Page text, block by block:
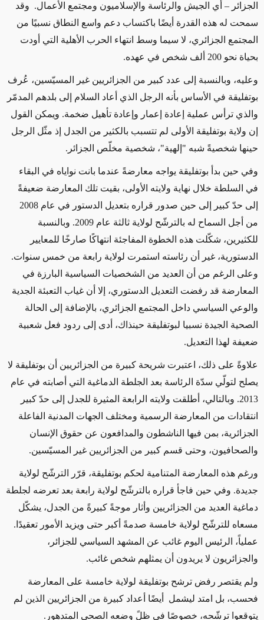
الجزائر – أي الجيش والرئاسة والإسلاميون ومجتمع الأعمال. وقد
سمحت له هذه القدرة أيضًا باكتساب دعم واسع النطاق نسبيًا من
المجتمع الجزائري، لا سيما وسط انتهاء الحرب الأهلية التي أودت
بحياة نحو 200 ألف شخص في عهده.
وعليه، وبالنسبة إلى عدد كبير من الجزائريين غير المسيّسين، عُرف
بوتفليقة في الأساس بأنه الرجل الذي أعاد السلام إلى بلدهم المدمّر
والذي ترأس عملية إعادة إعمار وإعادة تأهيل ضخمة. ويمكن القول
إن ولاية بوتفليقة الأولى لم تتسبب بالكثير من الجدل إذ مثّل الرجل
حينها شخصيةً شبه "إلهية"، شخصية مخلّص الجزائر.
وفي حين بدأ بوتفليقة يواجه معارضةً عندما بانت نواياه في البقاء
في السلطة خلال نهاية ولايته الأولى، بقيت تلك المعارضة ضعيفةً
إلى حدّ كبير إلى حين صدور قراره بتعديل الدستور في عام 2008
من أجل السماح له بالترشّح لولاية ثالثة عام 2009. وبالنسبة
للكثيرين، شكّلت هذه الخطوة المفاجئة انتهاكًا صارخًا للمعايير
الدستورية، غير أن رئاسته استمرت لولاية رابعة من خمس سنوات.
وعلى الرغم من أن العديد من الشخصيات السياسية البارزة في
المعارضة قد رفضت التعديل الدستوري، إلا أن غياب التعبئة الجدية
والوعي السياسي داخل المجتمع الجزائري، بالإضافة إلى الحالة
الصحية الجيدة نسبيا لبوتفليقة حينذاك، أدى إلى ردود فعل شعبية
ضعيفة لهذا التعديل.
علاوةً على ذلك، اعتبرت شريحة كبيرة من الجزائريين أن بوتفليقة لا
يصلح لتولّي سدّة الرئاسة بعد الجلطة الدماغية التي أصابته في عام
2013. وبالتالي، أطلقت ولايته الرابعة المثيرة للجدل إلى حدّ كبير
انتقادات من المعارضة الرسمية ومختلف الجهات المدنية الفاعلة
الجزائرية، بمن فيها الناشطون والمدافعون عن حقوق الإنسان
والصحافيون، وحتى قسم كبير من الجزائريين غير المسيّسين.
ورغم هذه المعارضة المتنامية لحكم بوتفليقة، قرّر الترشّح لولاية
جديدة. وفي حين فاجأ قراره بالترشّح لولاية رابعة بعد تعرضه لجلطة
دماغية العديد من الجزائريين وأثار موجةً كبيرةً من الجدل، يشكّل
مسعاه للترشّح لولاية خامسة صدمةً أكبر حتى ويزيد الأمور تعقيدًا.
عملياً، الرئيس اليوم غائب عن المشهد السياسي للجزائر،
والجزائريون لا يريدون أن يمثلهم شخص غائب.
ولم يقتصر رفض ترشح بوتفليقة لولاية خامسة على المعارضة
فحسب، بل امتد ليشمل أيضًا أعداد كبيرة من الجزائريين الذين لم
يتوقعوا ترشّحه، خصوصًا في ظلً وضعه الصحي المتدهور.